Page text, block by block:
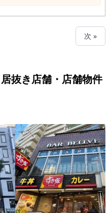
次 »
抜き店舗・店舗物件